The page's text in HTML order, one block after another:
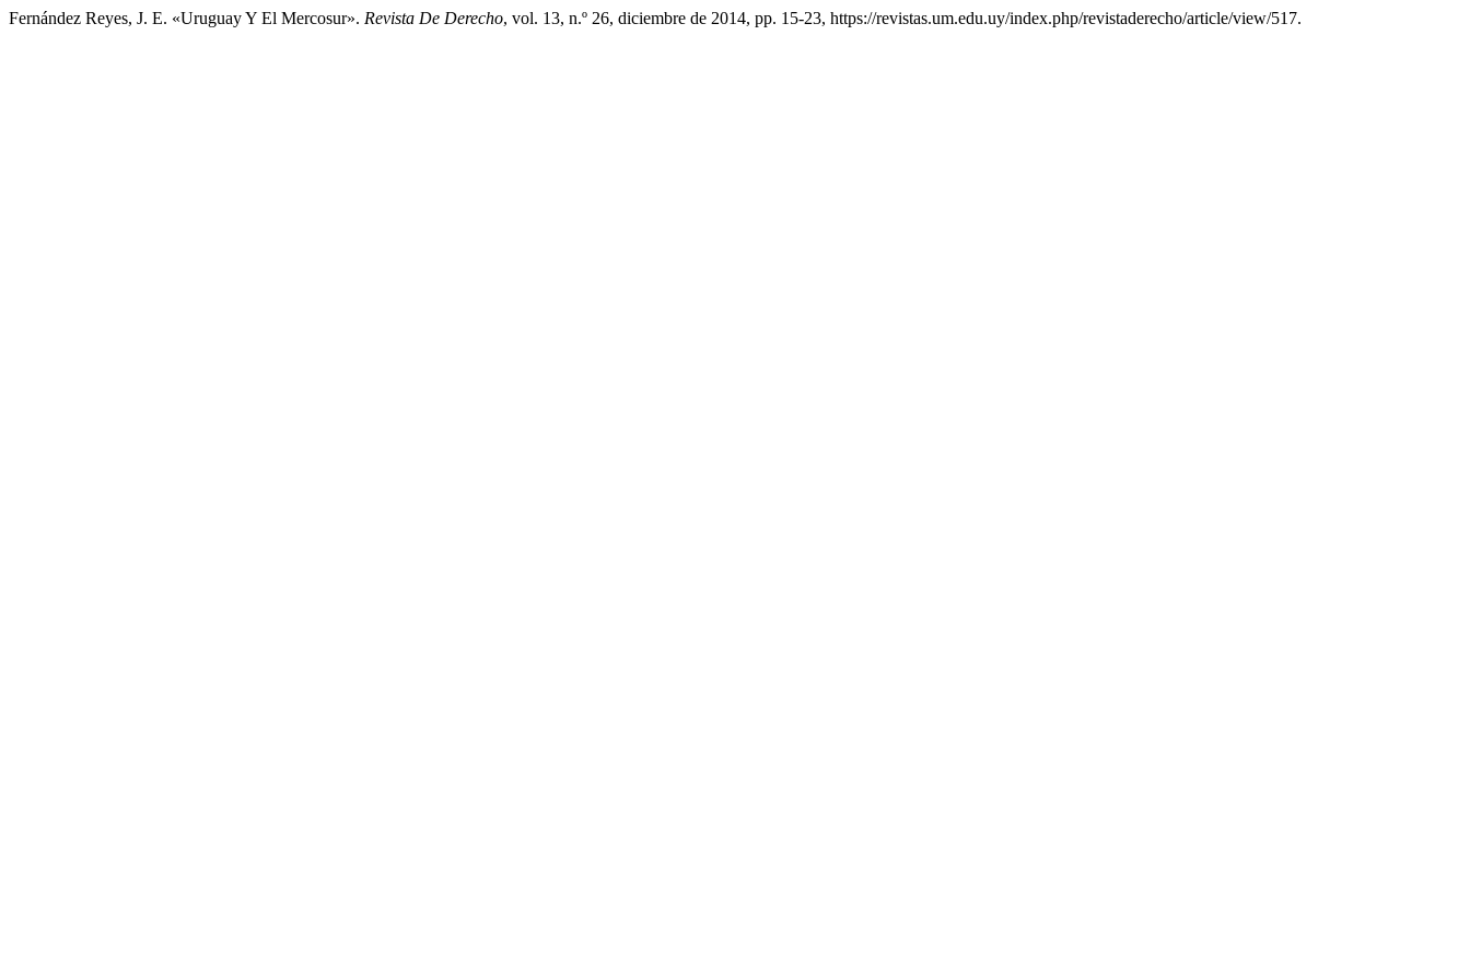
Fernández Reyes, J. E. «Uruguay Y El Mercosur». Revista De Derecho, vol. 13, n.º 26, diciembre de 2014, pp. 15-23, https://revistas.um.edu.uy/index.php/revistaderecho/article/view/517.